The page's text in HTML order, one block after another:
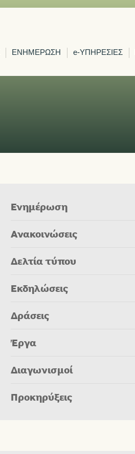
ΕΝΗΜΕΡΩΣΗ e-ΥΠΗΡΕΣΙΕΣ
Ενημέρωση
Ανακοινώσεις
Δελτία τύπου
Εκδηλώσεις
Δράσεις
Έργα
Διαγωνισμοί
Προκηρύξεις